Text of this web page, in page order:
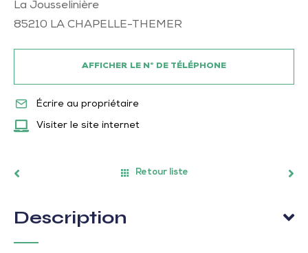
La Jousselinière
85210 LA CHAPELLE-THEMER
AFFICHER LE N° DE TÉLÉPHONE
Écrire au propriétaire
Visiter le site internet
Retour liste
Description